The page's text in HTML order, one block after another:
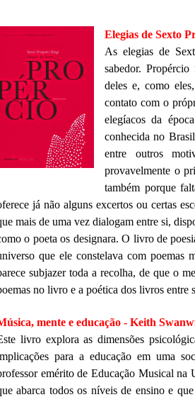
Elegias de Sexto
As elegias de
sabedor.
deles e, como
contato com o
elegíacos da
conhecida no
entre outros
provavelmente o
também porque
já não alguns excertos ou certas
mais de uma vez dialogam entre si,
o poeta os designara. O livro de
que ele constelava com poemas
subjazer toda a recolha, de que o
no livro e a poética dos livros entre
mente e educação - Keith
livro explora as dimensões
para a educação em uma
emérito de Educação Musical na
abarca todos os níveis de ensino e